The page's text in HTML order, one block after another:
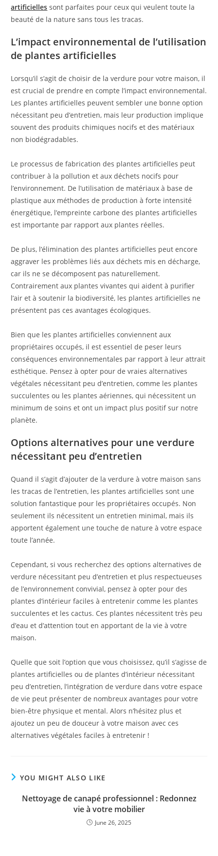
artificielles sont parfaites pour ceux qui veulent toute la
beauté de la nature sans tous les tracas.
L’impact environnemental de l’utilisation
de plantes artificielles
Lorsqu’il s’agit de choisir de la verdure pour votre maison, il
est crucial de prendre en compte l’impact environnemental.
Les plantes artificielles peuvent sembler une bonne option
nécessitant peu d’entretien, mais leur production implique
souvent des produits chimiques nocifs et des matériaux
non biodégradables.
Le processus de fabrication des plantes artificielles peut
contribuer à la pollution et aux déchets nocifs pour
l’environnement. De l’utilisation de matériaux à base de
plastique aux méthodes de production à forte intensité
énergétique, l’empreinte carbone des plantes artificielles
est importante par rapport aux plantes réelles.
De plus, l’élimination des plantes artificielles peut encore
aggraver les problèmes liés aux déchets mis en décharge,
car ils ne se décomposent pas naturellement.
Contrairement aux plantes vivantes qui aident à purifier
l’air et à soutenir la biodiversité, les plantes artificielles ne
présentent pas ces avantages écologiques.
Bien que les plantes artificielles conviennent aux
propriétaires occupés, il est essentiel de peser leurs
conséquences environnementales par rapport à leur attrait
esthétique. Pensez à opter pour de vraies alternatives
végétales nécessitant peu d’entretien, comme les plantes
succulentes ou les plantes aériennes, qui nécessitent un
minimum de soins et ont un impact plus positif sur notre
planète.
Options alternatives pour une verdure
nécessitant peu d’entretien
Quand il s’agit d’ajouter de la verdure à votre maison sans
les tracas de l’entretien, les plantes artificielles sont une
solution fantastique pour les propriétaires occupés. Non
seulement ils nécessitent un entretien minimal, mais ils
apportent également une touche de nature à votre espace
toute l’année.
Cependant, si vous recherchez des options alternatives de
verdure nécessitant peu d’entretien et plus respectueuses
de l’environnement convivial, pensez à opter pour des
plantes d’intérieur faciles à entretenir comme les plantes
succulentes et les cactus. Ces plantes nécessitent très peu
d’eau et d’attention tout en apportant de la vie à votre
maison.
Quelle que soit l’option que vous choisissez, qu’il s’agisse de
plantes artificielles ou de plantes d’intérieur nécessitant
peu d’entretien, l’intégration de verdure dans votre espace
de vie peut présenter de nombreux avantages pour votre
bien-être physique et mental. Alors n’hésitez plus et
ajoutez un peu de douceur à votre maison avec ces
alternatives végétales faciles à entretenir !
YOU MIGHT ALSO LIKE
Nettoyage de canapé professionnel : Redonnez
vie à votre mobilier
June 26, 2025